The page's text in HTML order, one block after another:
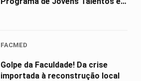
FACMED
Golpe da Faculdade! Da crise
importada à reconstrução local